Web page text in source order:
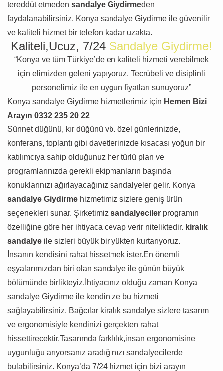
tereddüt etmeden sandalye Giydirmeden
faydalanabilirsiniz. Konya sandalye Giydirme ile güvenilir
ve kaliteli hizmet bir telefon kadar uzakta.
Kaliteli,Ucuz, 7/24 Sandalye Giydirme!
“Konya ve tüm Türkiye’de en kaliteli hizmeti verebilmek
için elimizden geleni yapıyoruz. Tecrübeli ve disiplinli
personelimiz ile en uygun fiyatları sunuyoruz”
Konya sandalye Giydirme hizmetlerimiz için Hemen Bizi
Arayın 0332 235 20 22
Sünnet düğünü, kır düğünü vb. özel günlerinizde,
konferans, toplantı gibi davetlerinizde kısacası yoğun bir
katılımcıya sahip olduğunuz her türlü plan ve
programlarınızda gerekli ekipmanların başında
konuklarınızı ağırlayacağınız sandalyeler gelir. Konya
sandalye Giydirme hizmetimiz sizlere geniş ürün
seçenekleri sunar. Şirketimiz sandalyeciler programın
özelliğine göre her ihtiyaca cevap verir niteliktedir. kiralık
sandalye ile sizleri büyük bir yükten kurtarıyoruz.
İnsanın kendisini rahat hissetmek ister.En önemli
eşyalarımızdan biri olan sandalye ile günün büyük
bölümünde birlikteyiz.İhtiyacınız olduğu zaman Konya
sandalye Giydirme ile kendinize bu hizmeti
sağlayabilirsiniz. Bağcılar kiralık sandalye sizlere tasarım
ve ergonomisiyle kendinizi gerçekten rahat
hissettirecektir.Tasarımda farklılık,insan ergonomisine
uygunluğu arıyorsanız aradığınızı sandalyecilerde
bulabilirsiniz. Konya’da 7/24 hizmet için bizi arayın